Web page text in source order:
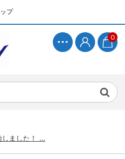
プ
0
しました！ ...